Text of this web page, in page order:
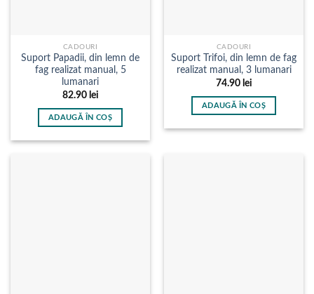
CADOURI
Suport Papadii, din lemn de
fag realizat manual, 5
lumanari
82.90 lei
ADAUGĂ ÎN COȘ
CADOURI
Suport Trifoi, din lemn de fag
realizat manual, 3 lumanari
74.90 lei
ADAUGĂ ÎN COȘ